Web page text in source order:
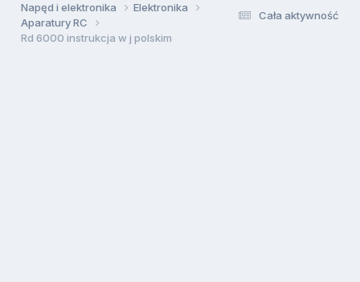
Cała aktywność
Napęd i elektronika
Elektronika
Aparatury RC
Rd 6000 instrukcja w j polskim